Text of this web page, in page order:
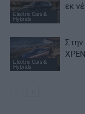
Electric Cars &
Hybrids
εκ
Electric Cars &
Hybrids